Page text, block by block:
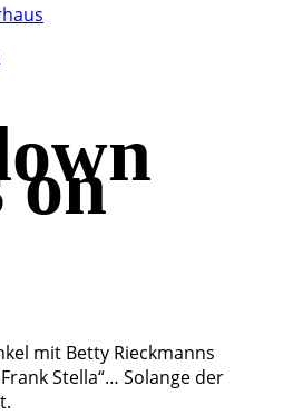
on
mit Betty Rieckmanns
Stella“… Solange der